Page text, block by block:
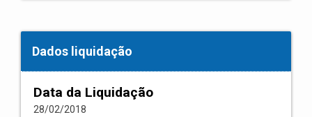
Dados liquidação
Data da Liquidação
28/02/2018